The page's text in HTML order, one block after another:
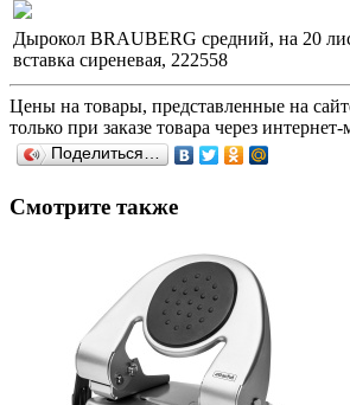
Дырокол BRAUBERG средний, на 20
вставка сиреневая, 222558
Цены на товары, представленные на
только при заказе товара через интернет-
Поделиться…
Смотрите также